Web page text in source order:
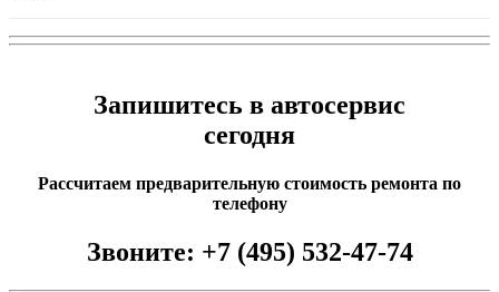
Запишитесь в автосервис
сегодня
Рассчитаем предварительную стоимость ремонта по
телефону
Звоните: +7 (495) 532-47-74